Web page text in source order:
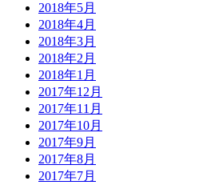
2018年5月
2018年4月
2018年3月
2018年2月
2018年1月
2017年12月
2017年11月
2017年10月
2017年9月
2017年8月
2017年7月